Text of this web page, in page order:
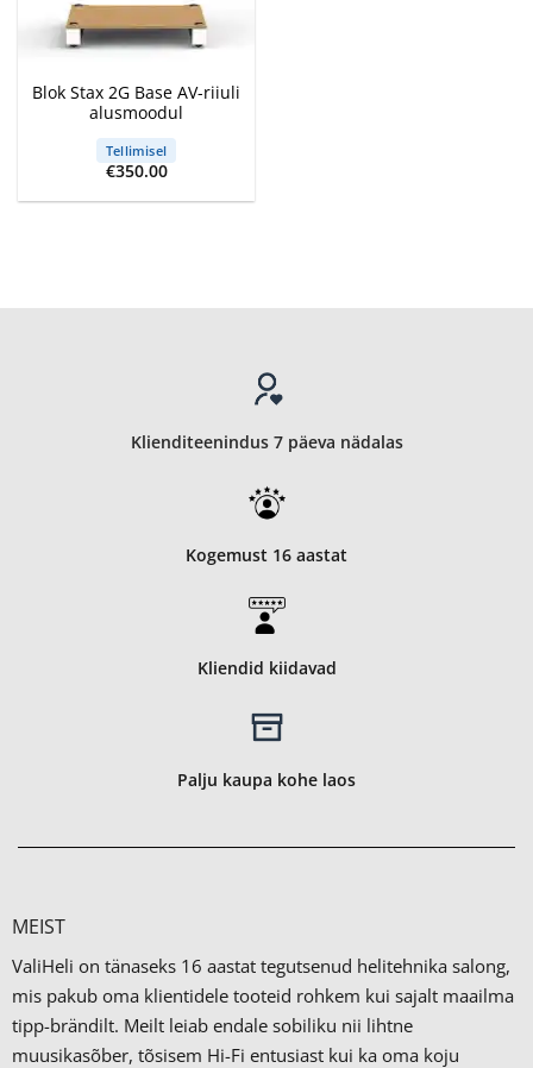
Blok Stax 2G Base AV-riiuli
alusmoodul
Tellimisel
€350.00
Klienditeenindus 7 päeva nädalas
Kogemust 16 aastat
Kliendid kiidavad
Palju kaupa kohe laos
MEIST
ValiHeli on tänaseks 16 aastat tegutsenud helitehnika salong,
mis pakub oma klientidele tooteid rohkem kui sajalt maailma
tipp-brändilt. Meilt leiab endale sobiliku nii lihtne
muusikasõber, tõsisem Hi-Fi entusiast kui ka oma koju